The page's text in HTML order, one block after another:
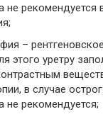
не рекомендуется
–
этого уретру
в случае
не рекомендуется;